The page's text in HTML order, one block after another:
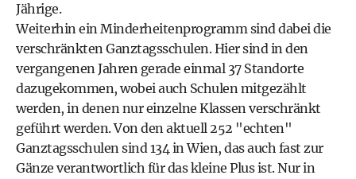
Jährige.
Weiterhin ein Minderheitenprogramm sind dabei die
verschränkten Ganztagsschulen. Hier sind in den
vergangenen Jahren gerade einmal 37 Standorte
dazugekommen, wobei auch Schulen mitgezählt
werden, in denen nur einzelne Klassen verschränkt
geführt werden. Von den aktuell 252 "echten"
Ganztagsschulen sind 134 in Wien, das auch fast zur
Gänze verantwortlich für das kleine Plus ist. Nur in